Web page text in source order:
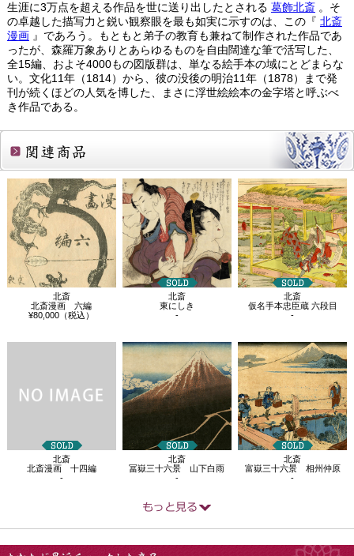
生涯に3万点を超える作品を世に送り出したとされる 葛飾北斎。そ
の卓越した描写力と鋭い観察眼を最も如実に示すのは、この『 北斎
漫画』であろう。もともと弟子の教育も兼ねて制作された作品であ
ったが、森羅万象ありとあらゆるものを自由闊達な筆で活写した、
全15編、およそ4000もの図版群は、単なる絵手本の域にとどまらな
い。文化11年（1814）から、彼の没後の明治11年（1878）まで発
刊が続くほどの人気を博した、まさに浮世絵絵本の金字塔と呼ぶべ
き作品である。
関連商品
北斎
北斎漫画 六編
¥80,000（税込）
北斎
東にしき
-
北斎
仮名手本忠臣蔵 六段目
-
北斎
北斎漫画 十四編
-
北斎
冨嶽三十六景 山下白雨
-
北斎
富嶽三十六景 相州仲原
-